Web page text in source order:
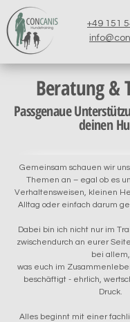
+49 151
Beratung &
Passgenaue
deinen
Gemeinsam schauen wir
Themen an – egal ob es
Verhaltensweisen, kleinen
Alltag oder einfach darum
Dabei bin ich nicht nur im
zwischendurch an eurer
bei allem,
was euch im
beschäftigt - ehrlich,
Druck.
Alles beginnt mit einer